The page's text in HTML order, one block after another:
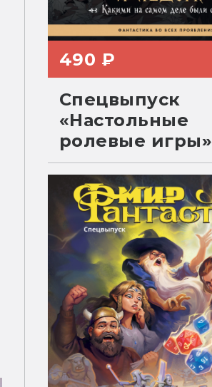
490 ₽
Спецвыпуск
«Настольные
ролевые игры»